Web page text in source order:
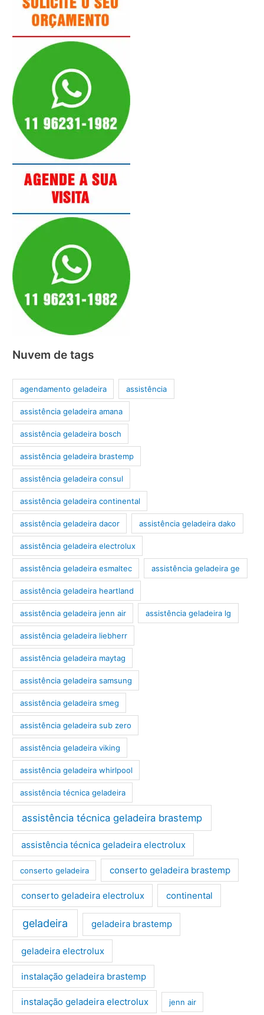
Nuvem de tags
agendamento geladeira assistência
assistência geladeira amana
assistência geladeira bosch
assistência geladeira brastemp
assistência geladeira consul
assistência geladeira continental
assistência geladeira dacor assistência geladeira dako
assistência geladeira electrolux
assistência geladeira esmaltec assistência geladeira ge
assistência geladeira heartland
assistência geladeira jenn air assistência geladeira lg
assistência geladeira liebherr
assistência geladeira maytag
assistência geladeira samsung
assistência geladeira smeg
assistência geladeira sub zero
assistência geladeira viking
assistência geladeira whirlpool
assistência técnica geladeira
assistência técnica geladeira brastemp
assistência técnica geladeira electrolux
conserto geladeira conserto geladeira brastemp
conserto geladeira electrolux continental
geladeira geladeira brastemp
geladeira electrolux
instalação geladeira brastemp
instalação geladeira electrolux jenn air